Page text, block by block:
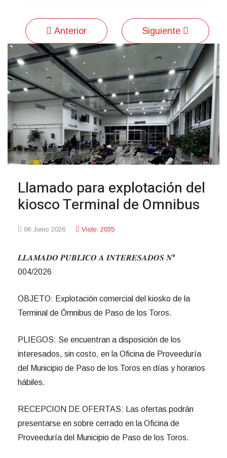
Anterior Siguiente
Llamado para explotación del
kiosco Terminal de Omnibus
06 Junio 2026 Visto: 2035
𝑳𝑳𝑨𝑴𝑨𝑫𝑶 𝑷𝑼́𝑩𝑳𝑰𝑪𝑶 𝑨 𝑰𝑵𝑻𝑬𝑹𝑬𝑺𝑨𝑫𝑶𝑺 𝑵°
004/2026
OBJETO: Explotación comercial del kiosko de la
Terminal de Ómnibus de Paso de los Toros.
PLIEGOS: Se encuentran a disposición de los
interesados, sin costo, en la Oficina de Proveeduría
del Municipio de Paso de los Toros en días y horarios
hábiles.
RECEPCION DE OFERTAS: Las ofertas podrán
presentarse en sobre cerrado en la Oficina de
Proveeduría del Municipio de Paso de los Toros.